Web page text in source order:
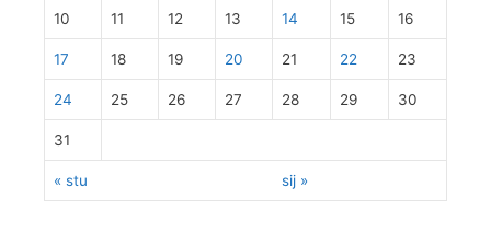
« stu sij »
10 11 12 13 14 15 16
17 18 19 20 21 22 23
24 25 26 27 28 29 30
31